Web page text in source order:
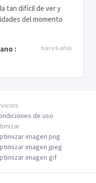
tan difícil de ver y
del momento
: hace 6 años
de uso
imagen png
imagen jpeg
imagen gif